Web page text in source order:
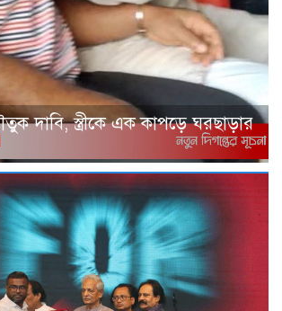
দাবি, স্ত্রীকে এক কাপড়ে ঘরছাড়ার